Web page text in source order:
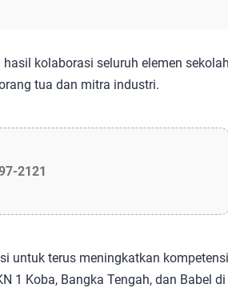
kolaborasi seluruh elemen
tua dan mitra industri.
2121
untuk terus meningkatkan
1 Koba, Bangka Tengah, dan Babel di